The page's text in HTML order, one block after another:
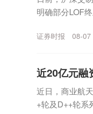
明确部分LOF
证券时报 08-07
近20亿元融
近日，商业航
+轮及D++轮系